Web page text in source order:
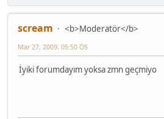
scream
<b>Moderatör</b>
Mar 27, 2009, 05:50 ÖS
İyiki forumdayım yoksa zmn geçmiyo